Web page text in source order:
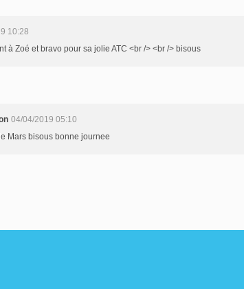
10:28
à Zoé et bravo pour sa jolie ATC <br /> <br /> bisous
04/04/2019 05:10
Mars bisous bonne journee